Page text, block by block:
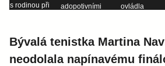
Bývalá tenistka Martina
neodolala napínavému